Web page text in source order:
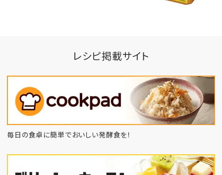
レシピ掲載サイト
毎日の食卓に簡単でおいしい発酵食を！